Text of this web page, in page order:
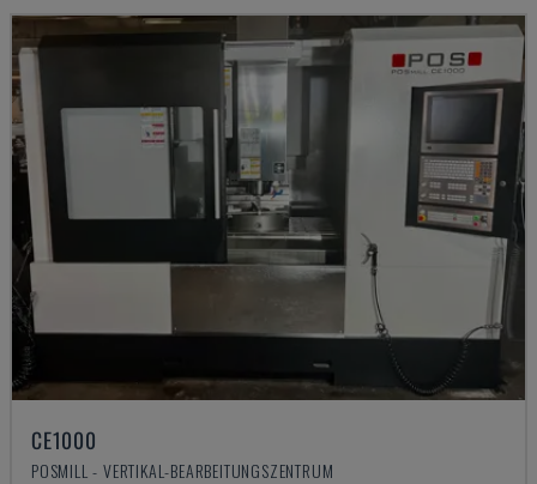
CE1000
POSMILL - VERTIKAL-BEARBEITUNGSZENTRUM